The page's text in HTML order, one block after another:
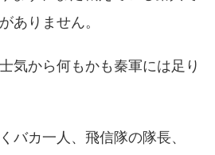
ありません。
気から何もかも秦軍には足り
バカ一人、飛信隊の隊長、